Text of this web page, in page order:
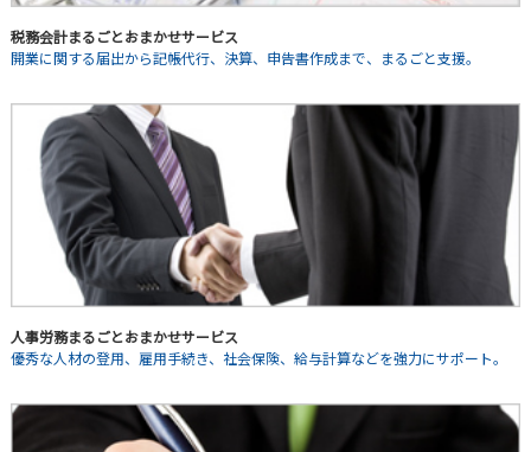
税務会計まるごとおまかせサービス
開業に関する届出から記帳代行、決算、申告書作成まで、まるごと支援。
人事労務まるごとおまかせサービス
優秀な人材の登用、雇用手続き、社会保険、給与計算などを強力にサポート。